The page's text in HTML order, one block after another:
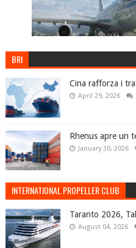
BRI
Cina rafforza i
April 29, 2026
Rhenus apre un
January 30, 2026
INTERNATIONAL PROPELLER CLUB
Taranto 2026,
August 04, 2026